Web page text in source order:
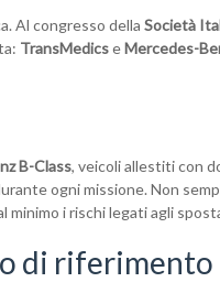
Al congresso della Società
TransMedicseMercedes-
B-Class, veicoli allestiti con
ogni missione. Non
i rischi legati agli
di riferimento